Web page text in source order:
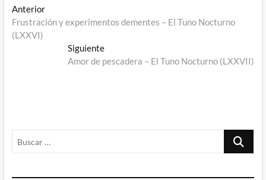
Navegación
de
entradas
AnteriorEntrada
anterior:
Frustración y experimentos dementes – El Tuno Nocturno
(LXXVI)
SiguienteEntrada
siguiente:
Amor de pescadera – El Tuno Nocturno (LXXVII)
Buscar